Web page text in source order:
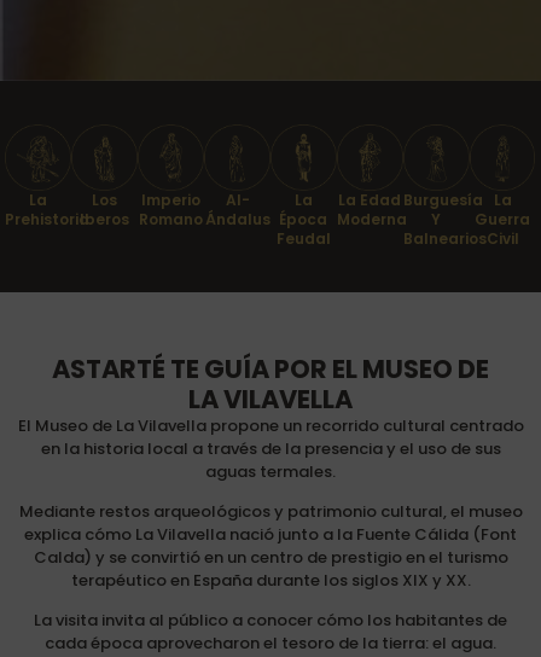
La
Prehistoria
Los
Iberos
Imperio
Romano
Al-
Ándalus
La
Época
Feudal
La Edad
Moderna
Burguesía
Y
Balnearios
La
Guerra
Civil
ASTARTÉ TE GUÍA POR EL MUSEO DE
LA VILAVELLA
El Museo de La Vilavella propone un recorrido cultural centrado
en la historia local a través de la presencia y el uso de sus
aguas termales.
Mediante restos arqueológicos y patrimonio cultural, el museo
explica cómo La Vilavella nació junto a la Fuente Cálida (Font
Calda) y se convirtió en un centro de prestigio en el turismo
terapéutico en España durante los siglos XIX y XX.
La visita invita al público a conocer cómo los habitantes de
cada época aprovecharon el tesoro de la tierra: el agua.